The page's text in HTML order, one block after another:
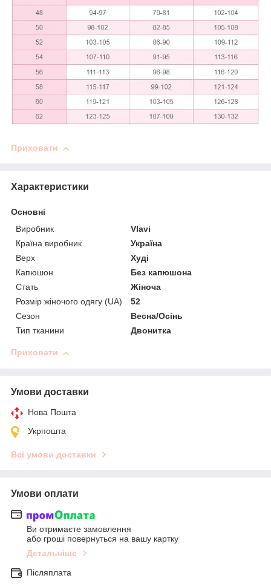
Приховати
Характеристики
Основні
Виробник
Vlavi
Країна виробник
Україна
Верх
Худі
Капюшон
Без капюшона
Стать
Жіноча
Розмір жіночого одягу (UA)
52
Сезон
Весна/Осінь
Тип тканини
Двонитка
Приховати
Умови доставки
Нова Пошта
Укрпошта
Всі умови доставки
Умови оплати
Ви отримаєте замовлення
або гроші повернуться на вашу картку
Детальніше
Післяплата